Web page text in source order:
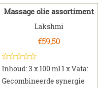
Massage olie assortiment
Lakshmi
€59,50
Inhoud: 3 x 100 ml 1 x Vata:
Gecombineerde synergie